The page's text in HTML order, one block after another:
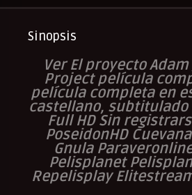
Sinopsis
Ver El proyecto
Project película
película completa en
castellano, subtitulado
Full HD Sin
PoseidonHD
Gnula
Pelisplanet
Repelisplay